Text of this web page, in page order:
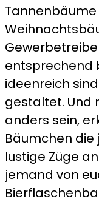
entsprechend
ideenreich
gestaltet. Und
anders sein,
Bäumchen die
lustige Züge
jemand von